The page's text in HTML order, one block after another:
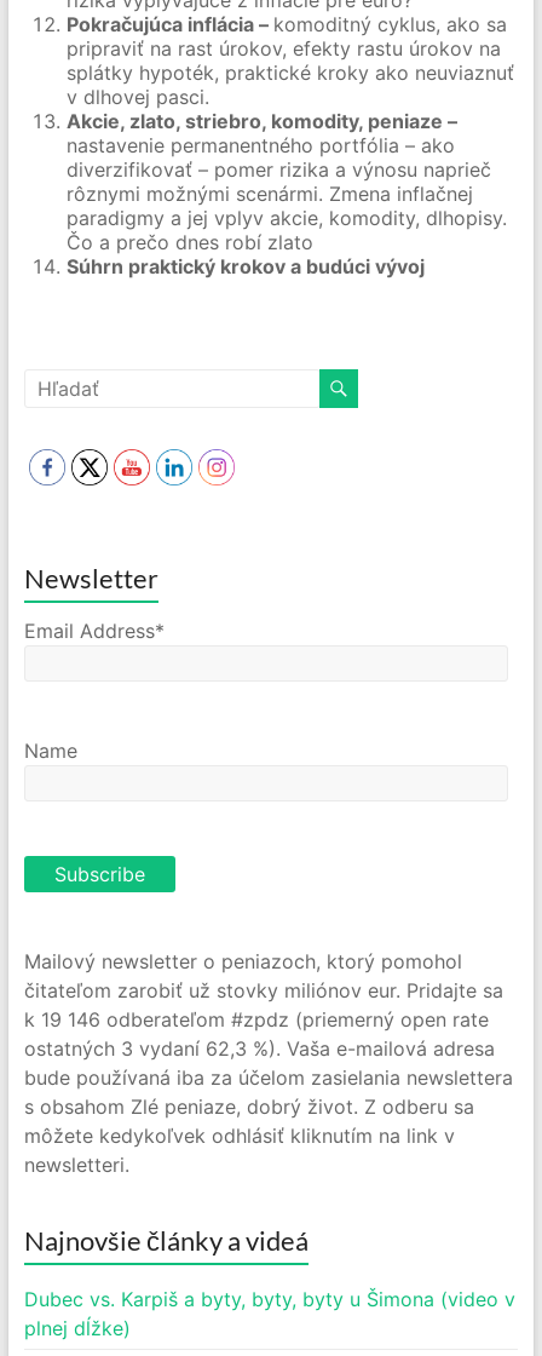
Pokračujúca inflácia – komoditný cyklus, ako sa
pripraviť na rast úrokov, efekty rastu úrokov na
splátky hypoték, praktické kroky ako neuviaznuť
v dlhovej pasci.
Akcie, zlato, striebro, komodity, peniaze –
nastavenie permanentného portfólia – ako
diverzifikovať – pomer rizika a výnosu naprieč
rôznymi možnými scenármi. Zmena inflačnej
paradigmy a jej vplyv akcie, komodity, dlhopisy.
Čo a prečo dnes robí zlato
Súhrn praktický krokov a budúci vývoj
Newsletter
Email Address*
Name
Mailový newsletter o peniazoch, ktorý pomohol
čitateľom zarobiť už stovky miliónov eur. Pridajte sa
k 19 146 odberateľom #zpdz (priemerný open rate
ostatných 3 vydaní 62,3 %). Vaša e-mailová adresa
bude používaná iba za účelom zasielania newslettera
s obsahom Zlé peniaze, dobrý život. Z odberu sa
môžete kedykoľvek odhlásiť kliknutím na link v
newsletteri.
Najnovšie články a videá
Dubec vs. Karpiš a byty, byty, byty u Šimona (video v
plnej dĺžke)